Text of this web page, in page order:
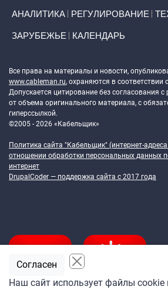
АНАЛИТИКА РЕГУЛИРОВАНИЕ
ЗАРУБЕЖЬЕ КАЛЕНДАРЬ
Все права на материалы и новости,
www.cableman.ru, охраняются в соответствии
Допускается цитирование без согласования с
от объема оригинального материала, с
гиперссылкой.
©2005 - 2026 «Кабельщик»
Политика сайта "Кабельщик" (интернет-адреса
отношении обработки персональных данных
интернет
DrupalCoder — поддержка сайта c 2017 года
Наш сайт использует файлы cookie
Согласен